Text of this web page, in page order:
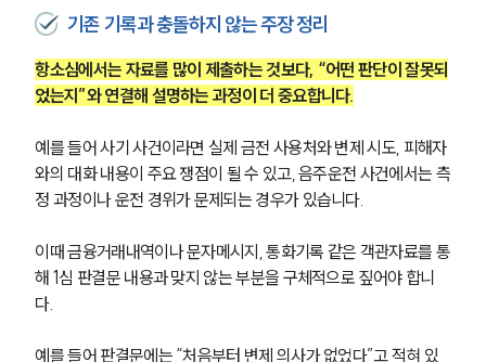
기존 기록과 충돌하지 않는 주장 정리
항소심에서는 자료를 많이 제출하는 것보다, “어떤 판단이 잘못되
었는지”와 연결해 설명하는 과정이 더 중요합니다.
예를 들어 사기 사건이라면 실제 금전 사용처와 변제 시도, 피해자
와의 대화 내용이 주요 쟁점이 될 수 있고, 음주운전 사건에서는 측
정 과정이나 운전 경위가 문제되는 경우가 있습니다.
이때 금융거래내역이나 문자메시지, 통화기록 같은 객관자료를 통
해 1심 판결문 내용과 맞지 않는 부분을 구체적으로 짚어야 합니
다.
예를 들어 판결문에는 “처음부터 변제 의사가 없었다”고 적혀 있